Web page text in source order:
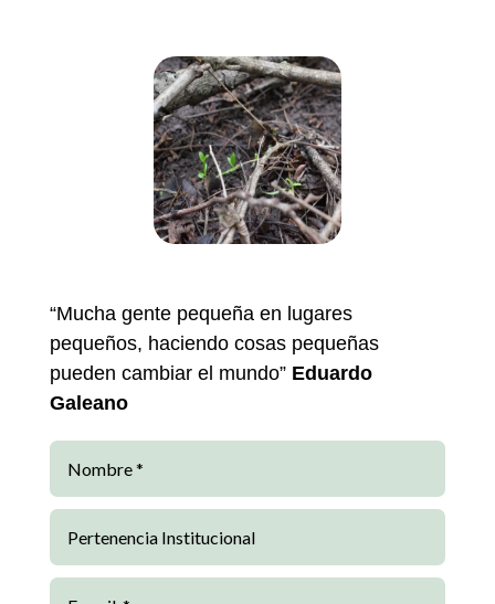
“Mucha gente pequeña en lugares
pequeños, haciendo cosas pequeñas
pueden cambiar el mundo” Eduardo
Galeano